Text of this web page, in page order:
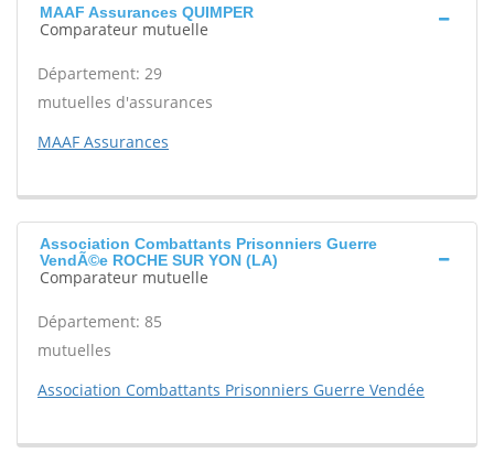
MAAF Assurances QUIMPER
Comparateur mutuelle
Département: 29
mutuelles d'assurances
MAAF Assurances
Association Combattants Prisonniers Guerre
VendÃ©e ROCHE SUR YON (LA)
Comparateur mutuelle
Département: 85
mutuelles
Association Combattants Prisonniers Guerre Vendée